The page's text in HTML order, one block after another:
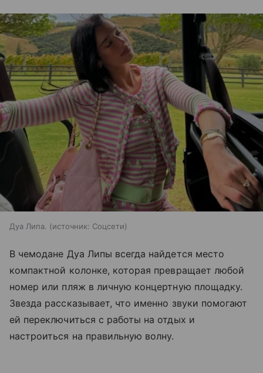
Дуа Липа. источник: Соцсети
В чемодане Дуа Липы всегда найдется место
компактной колонке, которая превращает любой
номер или пляж в личную концертную площадку.
Звезда рассказывает, что именно звуки помогают
ей переключиться с работы на отдых и
настроиться на правильную волну.